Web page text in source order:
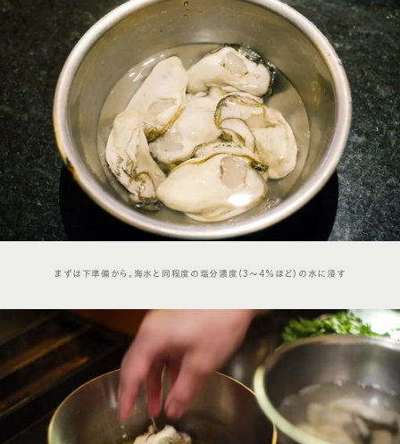
まずは下準備から。海水と同程度の塩分濃度（3〜4%ほど）の水に浸す